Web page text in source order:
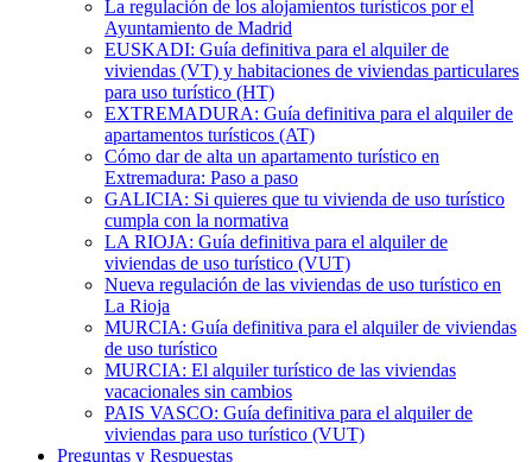
La regulación de los alojamientos turísticos por el
Ayuntamiento de Madrid
EUSKADI: Guía definitiva para el alquiler de
viviendas (VT) y habitaciones de viviendas particulares
para uso turístico (HT)
EXTREMADURA: Guía definitiva para el alquiler de
apartamentos turísticos (AT)
Cómo dar de alta un apartamento turístico en
Extremadura: Paso a paso
GALICIA: Si quieres que tu vivienda de uso turístico
cumpla con la normativa
LA RIOJA: Guía definitiva para el alquiler de
viviendas de uso turístico (VUT)
Nueva regulación de las viviendas de uso turístico en
La Rioja
MURCIA: Guía definitiva para el alquiler de viviendas
de uso turístico
MURCIA: El alquiler turístico de las viviendas
vacacionales sin cambios
PAIS VASCO: Guía definitiva para el alquiler de
viviendas para uso turístico (VUT)
Preguntas y Respuestas